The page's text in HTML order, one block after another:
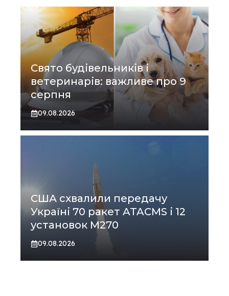
Свято будівельників і
ветеринарів: важливе про 9
серпня
09.08.2026
США схвалили передачу
Україні 70 ракет ATACMS і 12
установок M270
09.08.2026